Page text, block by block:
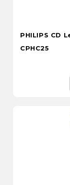
PHILIPS CD
CPHC25